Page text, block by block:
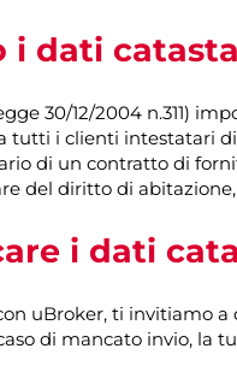
i dati
30/12/2004 n.311)
tutti i clienti intestatari
di un contratto di
del diritto di
i dati
uBroker, ti invitiamo
di mancato invio, la